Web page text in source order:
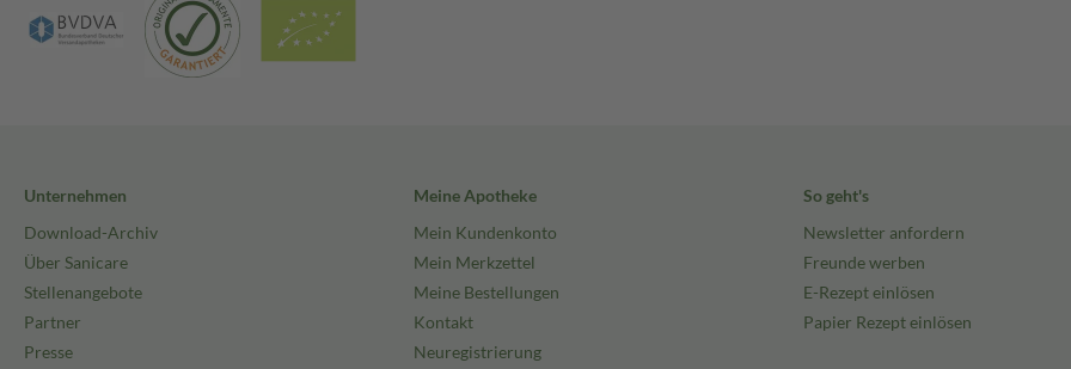
Unternehmen
Download-Archiv
Über Sanicare
Stellenangebote
Partner
Presse
Meine Apotheke
Mein Kundenkonto
Mein Merkzettel
Meine Bestellungen
Kontakt
Neuregistrierung
So geht's
Newsletter anfordern
Freunde werben
E-Rezept einlösen
Papier Rezept einlösen